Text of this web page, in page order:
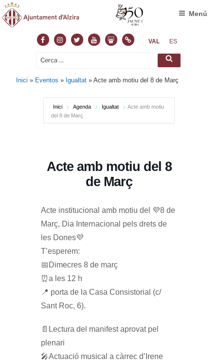
FacebookInstagram
TwitterYoutubeSlideshare
NormasVAL ES
Cerca: Cerca
Menú
Inici » Eventos » Igualtat »Acte amb motiu del 8 de Març
Inici Agenda Igualtat
Acte amb motiu
del 8 de Març
Acte amb motiu del 8
de Març
Acte institucional amb motiu del 💜8 de
Març, Dia Internacional pels drets de
les Dones💜
T’esperem:
📅Dimecres 8 de març
⏰a les 12 h
📍 porta de la Casa Consistorial (c/
Sant Roc, 6).
📄Lectura del manifest aprovat pel
plenari
🎤Actuació musical a càrrec d’Irene